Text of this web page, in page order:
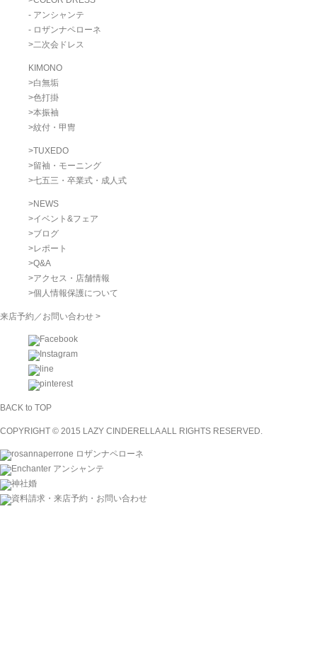
- アンシャンテ
- ロザンナペローネ
>二次会ドレス
KIMONO
>白無垢
>色打掛
>本振袖
>紋付・甲冑
>TUXEDO
>留袖・モーニング
>七五三・卒業式・成人式
>NEWS
>イベント&フェア
>ブログ
>レポート
>Q&A
>アクセス・店舗情報
>個人情報保護について
来店予約／お問い合わせ >
BACK to TOP
COPYRIGHT © 2015 LAZY CINDERELLA ALL RIGHTS RESERVED.